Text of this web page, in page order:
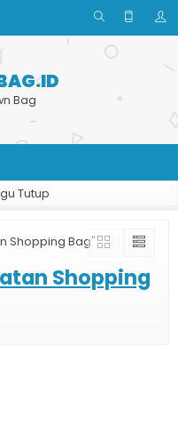
Bag
Tutup
Shopping Bag"
Shopping